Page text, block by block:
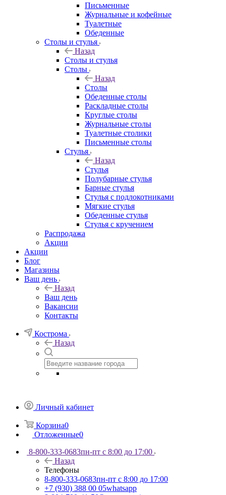
Письменные
Журнальные и кофейные
Туалетные
Обеденные
Столы и стулья
Назад
Столы и стулья
Столы
Назад
Столы
Обеденные столы
Раскладные столы
Круглые столы
Журнальные столы
Туалетные столики
Письменные столы
Стулья
Назад
Стулья
Полубарные стулья
Барные стулья
Стулья с подлокотниками
Мягкие стулья
Обеденные стулья
Стулья с кручением
Распродажа
Акции
Акции
Блог
Магазины
Ваш день
Назад
Ваш день
Вакансии
Контакты
Кострома
Назад
Личный кабинет
Корзина0
Отложенные0
8-800-333-0683пн-пт с 8:00 до 17:00
Назад
Телефоны
8-800-333-0683пн-пт с 8:00 до 17:00
+7 (930) 388 00 05whatsapp